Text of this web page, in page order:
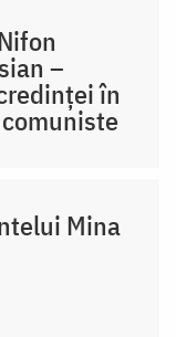
–
în
Mina